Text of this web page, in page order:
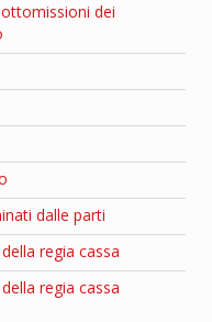
dei
dalle parti
regia cassa
regia cassa